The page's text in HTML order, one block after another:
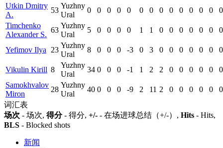
Utkin Dmitry
A.
53
Yuzhny
Ural
0 0 0 0 0 0 0 0 0 0 0 0 0
0
Timchenko
Alexander S.
63
Yuzhny
Ural
5 0 0 0 0 1 1 0 0 0 0 0 0 0
Yefimov Ilya 23
Yuzhny
Ural
8 0 0 0 -3 0 3 0 0 0 0 0 0 0
Vikulin Kirill 8
Yuzhny
Ural
34 0 0 0 -1 1 2 2 0 0 0 0 0
0
Samokhvalov
Miron
28
Yuzhny
Ural
40 0 0 0 -9 2 11 2 0 0 0 0 0
0
词汇表
场次 - 场次, 得分- 得分, +/- - 在场进球总结（+/-）, Hits - Hits,
BLS - Blocked shots
新闻